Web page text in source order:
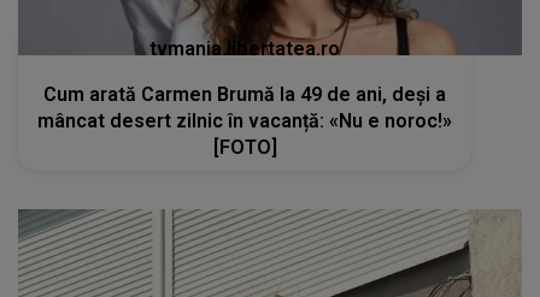
tvmania.libertatea.ro
Cum arată Carmen Brumă la 49 de ani, deși a
mâncat desert zilnic în vacanță: «Nu e noroc!»
[FOTO]